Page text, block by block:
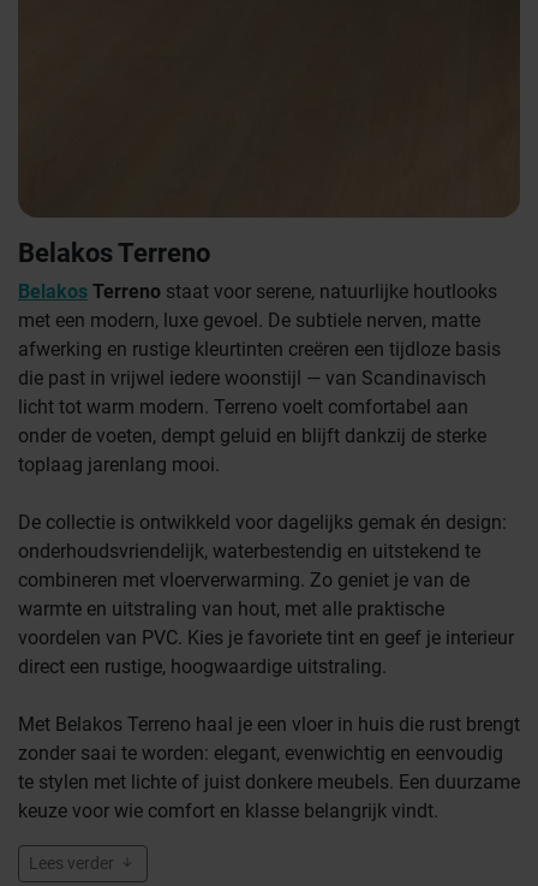
Belakos Terreno
Belakos Terreno staat voor serene, natuurlijke houtlooks
met een modern, luxe gevoel. De subtiele nerven, matte
afwerking en rustige kleurtinten creëren een tijdloze basis
die past in vrijwel iedere woonstijl — van Scandinavisch
licht tot warm modern. Terreno voelt comfortabel aan
onder de voeten, dempt geluid en blijft dankzij de sterke
toplaag jarenlang mooi.
De collectie is ontwikkeld voor dagelijks gemak én design:
onderhoudsvriendelijk, waterbestendig en uitstekend te
combineren met vloerverwarming. Zo geniet je van de
warmte en uitstraling van hout, met alle praktische
voordelen van PVC. Kies je favoriete tint en geef je interieur
direct een rustige, hoogwaardige uitstraling.
Met Belakos Terreno haal je een vloer in huis die rust brengt
zonder saai te worden: elegant, evenwichtig en eenvoudig
te stylen met lichte of juist donkere meubels. Een duurzame
keuze voor wie comfort en klasse belangrijk vindt.
Lees verder